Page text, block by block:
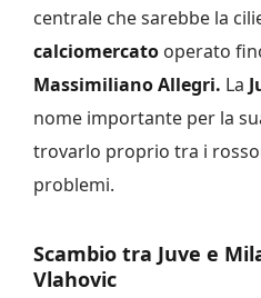
centrale che sarebbe la
calciomercato operato
Massimiliano Allegri. La
nome importante per la
trovarlo proprio tra i
problemi.
Scambio tra Juve e
Vlahovic